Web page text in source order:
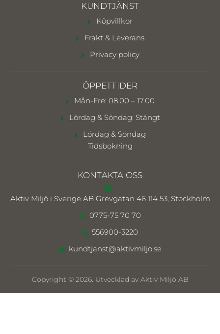
KUNDTJÄNST
Köpvillkor
Frakt & Leverans
Privacy policy
ÖPPETTIDER
Mån-Fre: 08.00 – 17.00
Lördag & Söndag: Stängt
Lördag & Söndag
Tidsbokning
KONTAKTA OSS
Aktiv Miljö i Sverige AB Grevgatan 46 114 53, Stockholm
0775-75 70 70
556900-3220
kundtjanst@aktivmiljo.se
Copyright © 2026. Utvecklad av Aktiv Miljö AB